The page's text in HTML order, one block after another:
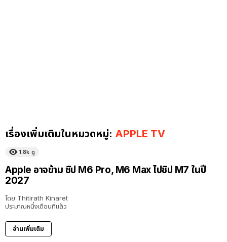
เรื่องเพิ่มเติมในหมวดหมู่: APPLE TV
1.8k ดู
Apple อาจข้าม ชิป M6 Pro, M6 Max ไปชิป M7 ในปี
2027
โดย Thitirath Kinaret
ประมาณหนึ่งเดือนที่แล้ว
อ่านเพิ่มเติม